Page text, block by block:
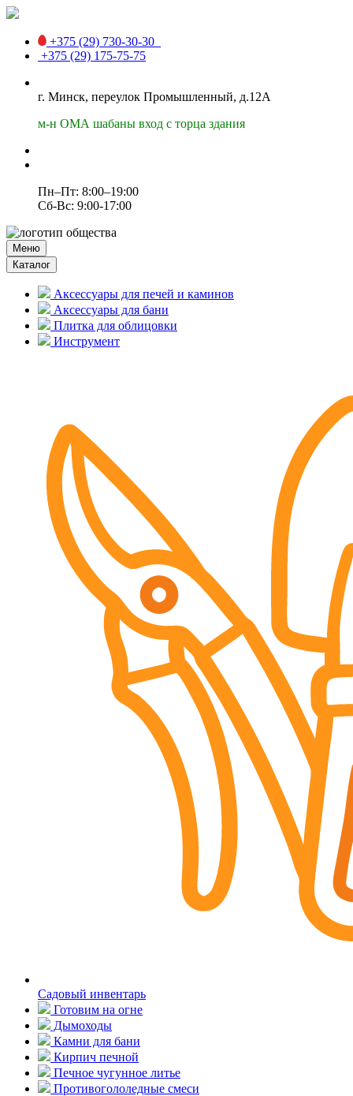
+375 (29) 730-30-30
+375 (29) 175-75-75
г. Минск, переулок Промышленный, д.12А
м-н ОМА шабаны вход с торца здания
Пн–Пт: 8:00–19:00
Сб-Вс: 9:00-17:00
Меню
Каталог
Аксессуары для печей и каминов
Аксессуары для бани
Плитка для облицовки
Инструмент
Садовый инвентарь
Готовим на огне
Дымоходы
Камни для бани
Кирпич печной
Печное чугунное литье
Противогололедные смеси